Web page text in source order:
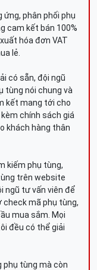
ứng, phân phối phụ
cam kết bán 100%
hóa đơn VAT
lẻ.
có sẵn, đội ngũ
tùng nói chung và
kết mang tới cho
chính sách giá
khách hàng thân
kiếm phụ tùng,
trên website
ngũ tư vấn viên để
check mã phụ tùng,
mua sắm. Mọi
đều có thể giải
phụ tùng mà còn